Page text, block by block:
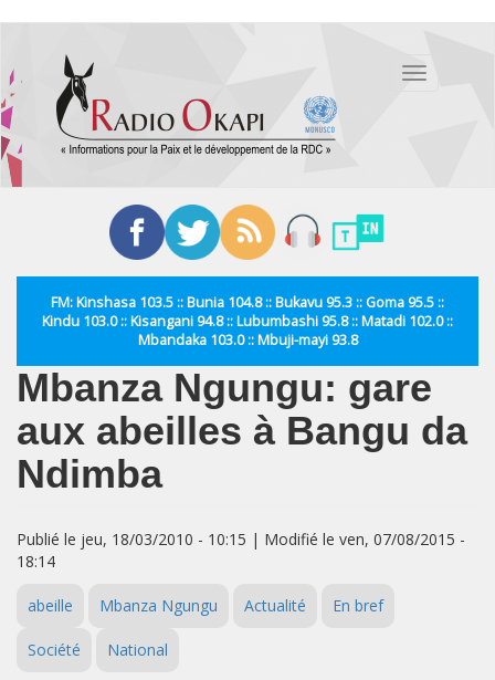
contenu
principal
Toggle
FM: Kinshasa 103.5 :: Bunia 104.8 :: Bukavu 95.3 :: Goma 95.5 ::
Kindu 103.0 :: Kisangani 94.8 :: Lubumbashi 95.8 :: Matadi 102.0 ::
Mbandaka 103.0 :: Mbuji-mayi 93.8
Mbanza Ngungu: gare
aux abeilles à Bangu da
Ndimba
Publié le jeu, 18/03/2010 - 10:15 | Modifié le ven, 07/08/2015 -
18:14
abeille Mbanza Ngungu Actualité En bref
Société National